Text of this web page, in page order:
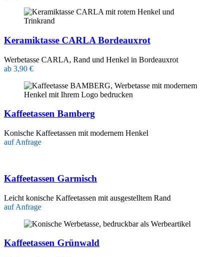
Keramiktasse CARLA Bordeauxrot
Werbetasse CARLA, Rand und Henkel in Bordeauxrot
ab 3,90 €
Kaffeetassen Bamberg
Konische Kaffeetassen mit modernem Henkel
auf Anfrage
Kaffeetassen Garmisch
Leicht konische Kaffeetassen mit ausgestelltem Rand
auf Anfrage
Kaffeetassen Grünwald